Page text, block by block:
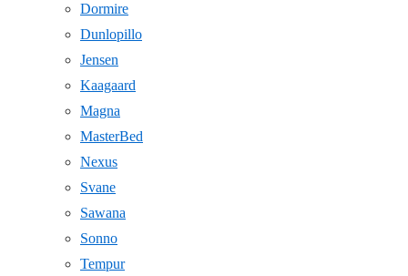
Dormire
Dunlopillo
Jensen
Kaagaard
Magna
MasterBed
Nexus
Svane
Sawana
Sonno
Tempur